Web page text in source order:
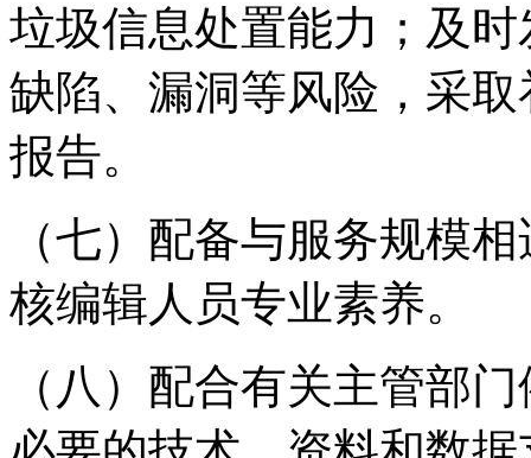
垃圾信息处置能力；及
缺陷、漏洞等风险，采
报告。
（七）配备与服务规模
核编辑人员专业素养。
（八）配合有关主管部